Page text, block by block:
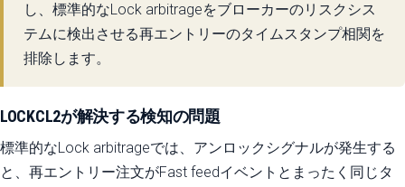
し、標準的なLock arbitrageをブローカーのリスクシス
テムに検出させる再エントリーのタイムスタンプ相関を
排除します。
LOCKCL2が解決する検知の問題
標準的なLock arbitrageでは、アンロックシグナルが発生する
と、再エントリー注文がFast feedイベントとまったく同じタ